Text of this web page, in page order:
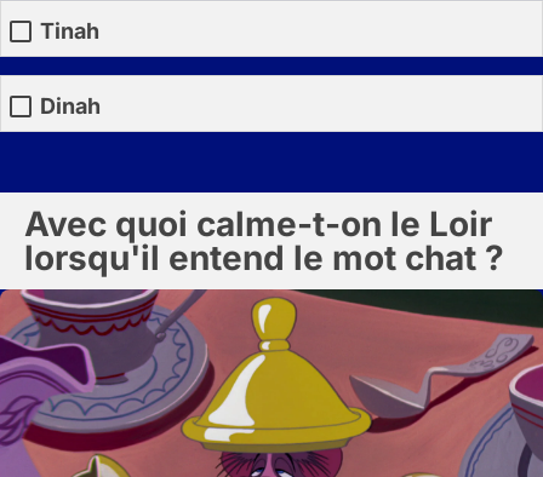
Tinah
Dinah
Avec quoi calme-t-on le Loir
lorsqu'il entend le mot chat ?